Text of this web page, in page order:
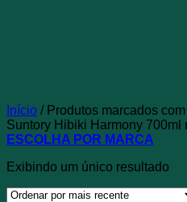
Início /Produtos marcados
Suntory Hibiki Harmony 700ml
ESCOLHA POR MARCA
Exibindo um único resultado